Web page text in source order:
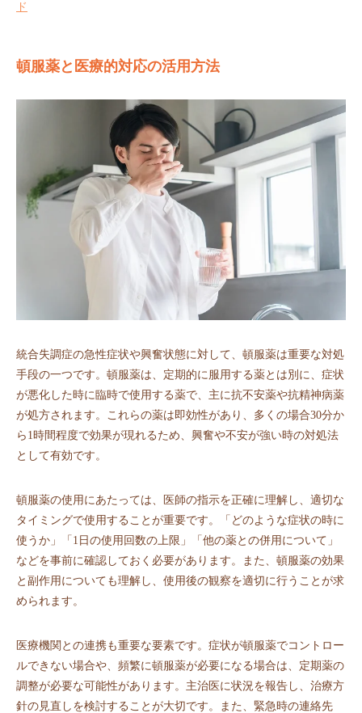
ド
頓服薬と医療的対応の活用方法
統合失調症の急性症状や興奮状態に対して、頓服薬は重要な対処
手段の一つです。頓服薬は、定期的に服用する薬とは別に、症状
が悪化した時に臨時で使用する薬で、主に抗不安薬や抗精神病薬
が処方されます。これらの薬は即効性があり、多くの場合30分か
ら1時間程度で効果が現れるため、興奮や不安が強い時の対処法
として有効です。
頓服薬の使用にあたっては、医師の指示を正確に理解し、適切な
タイミングで使用することが重要です。「どのような症状の時に
使うか」「1日の使用回数の上限」「他の薬との併用について」
などを事前に確認しておく必要があります。また、頓服薬の効果
と副作用についても理解し、使用後の観察を適切に行うことが求
められます。
医療機関との連携も重要な要素です。症状が頓服薬でコントロー
ルできない場合や、頻繁に頓服薬が必要になる場合は、定期薬の
調整が必要な可能性があります。主治医に状況を報告し、治療方
針の見直しを検討することが大切です。また、緊急時の連絡先